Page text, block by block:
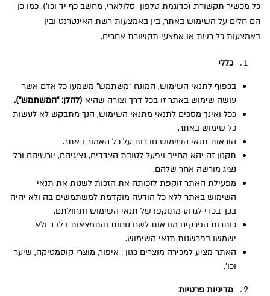
כל מכשיר תקשורת (כדוגמת טלפון סלולארי, מחשב כף יד וכו’). כמו כן
הם חלים על השימוש באתר, בין באמצעות רשת האינטרנט ובין
באמצעות כל רשת או אמצעי תקשורת אחרים.
כללי
בכפוף לתנאי השימוש, המונח “משתמש” משמעו כל אדם אשר
עושה שימוש באתר זו בכל דרך וצורה שהיא (להלן: “המשתמש”).
ככל ואינך מסכים לתנאי מתנאי השימוש, הנך מתבקש לא לעשות
כל שימוש באתר.
הוראות תנאי השימוש גוברות על כל האמור באתר.
תקנון זה יהא מחייב ויפעל לטובת הצדדים, נציגיהם, יורשיהם וכל
נציג מורשה אחר שלהם.
מפעילת האתר זוקפת לזכותה את הזכות לשנות את תנאי
השימוש באתר ללא כל הודעה מוקדמת למשתמשים בה ולא יהיה
בכך בכדי לגרוע מתוקפו של תנאי השימוש ותחולתם.
כותרות הפרקים מובאות לשם נוחות והתמצאות בלבד ולא
ישמשו בפרשנות תנאי השימוש.
האתר מציע למכירה מוצרים כגון : איפור, מוצרי קוסמטיקה, שיער
וכו’.
מדיניות פרטיות